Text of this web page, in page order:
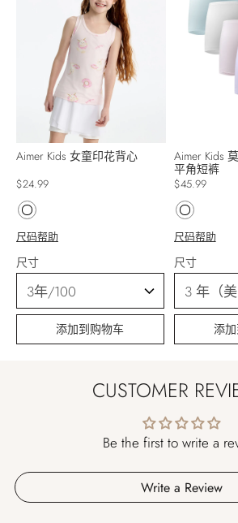
Aimer Kids 女童印花背心
$24.99
尺码帮助
尺寸
添加到购物车
Aimer Kids
平角短裤
$45.99
尺码帮助
尺寸
添
CUSTOMER
Be the first to write a
Write a Review